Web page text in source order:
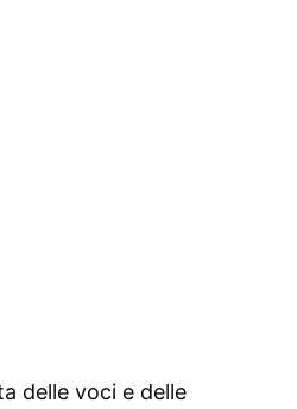
delle voci e delle